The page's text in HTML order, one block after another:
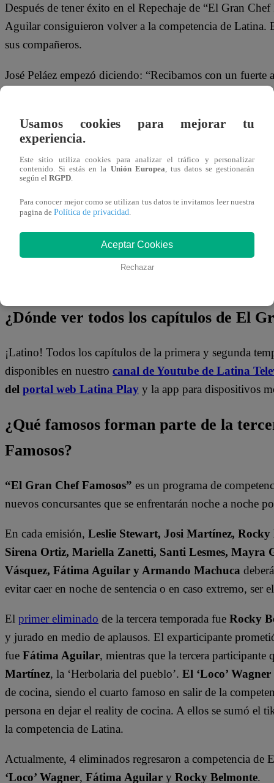
Después de tener éxito en el Repechaje de “El Gran
Aguilar consiguieron volver a la competencia de Latina.
sus compañeros.
José Peláez empezó diciendo: “Recibamos con un
han regresado del Repechaje”. En ese momento, el
En el episodio de este sábado de “El Gran Chef
Vázquez, Santi Lesmes y Fátima Aguilar se enfrentan
competencia y no pasar a la Noche de Sentencia.
¿Dónde ver todos los capítulos de El
¡Latino! Todos los capítulos de la primera y segunda
disponibles en nuestro canal de Youtube de Latina
del portal web Latina Play y la app para dispositivos
¿Qué famosos forman parte de la
Famosos?
“El Gran Chef Famosos” es un programa de
nuevos concursantes que se enfrentarán noche a noche
En cada emisión, Leslie Stewart, Josi Martínez, Rocky
Sirena Ortiz, Mariella Zanetti, Santi Lesmes, Mayra
Vásquez, Fátima Aguilar y Armando Machuca
evitar caer en noche de sentencia o en caso extremo, ser
El primer eliminado de la tercera temporada fue Rocky
y jurado en medio de aplausos. El exparticipante
fue Fátima Aguilar, mientras que la tercera
Martínez, la ‘Herbolaria del pueblo’. El ‘Loco’ Wagner
de cocina, siendo el cuarto famoso en salir de la
persona en dejar el reality de cocina. A ellos se sumó el
la competencia de Latina.
Actualmente, 4 eliminados regresaron a competencia de
‘Loco’ Wagner, Fátima Aguilar y Rocky Belmonte.
Usamos cookies para mejorar tu
experiencia.
Este sitio utiliza cookies para analizar el tráfico y personalizar
contenido. Si estás en la Unión Europea , tus datos se gestionarán
según el RGPD
Para conocer mejor como se utilizan tus datos te invitamos leer nuestra
pagina de Política de privacidad
Aceptar Cookies
Rechazar